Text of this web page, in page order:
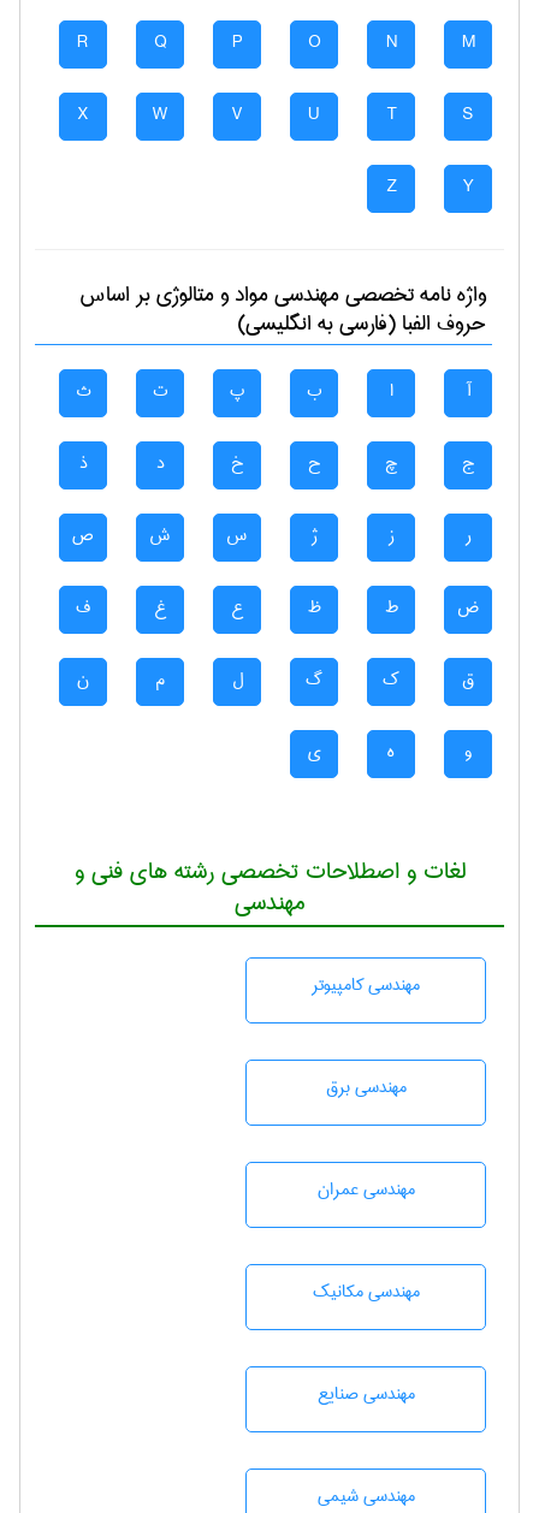
M
N
O
P
Q
R
S
T
U
V
W
X
Y
Z
واژه نامه تخصصیمهندسی مواد و متالوژیبر اساس
حروف الفبا (فارسی به انگلیسی)
آ ا ب پ ت ث
ج چ ح خ د ذ
ر ز ژ س ش ص
ض ط ظ ع غ ف
ق ک گ ل م ن
و ه ی
لغات و اصطلاحات تخصصی رشته های فنی و
مهندسی
مهندسی كامپيوتر
مهندسی برق
مهندسی عمران
مهندسی مکانیک
مهندسی صنايع
مهندسي شيمی